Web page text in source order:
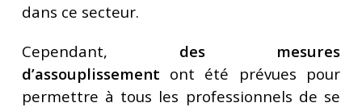
dans ce secteur.
Cependant, des mesures
d’assouplissement ont été prévues pour
permettre à tous les professionnels de se